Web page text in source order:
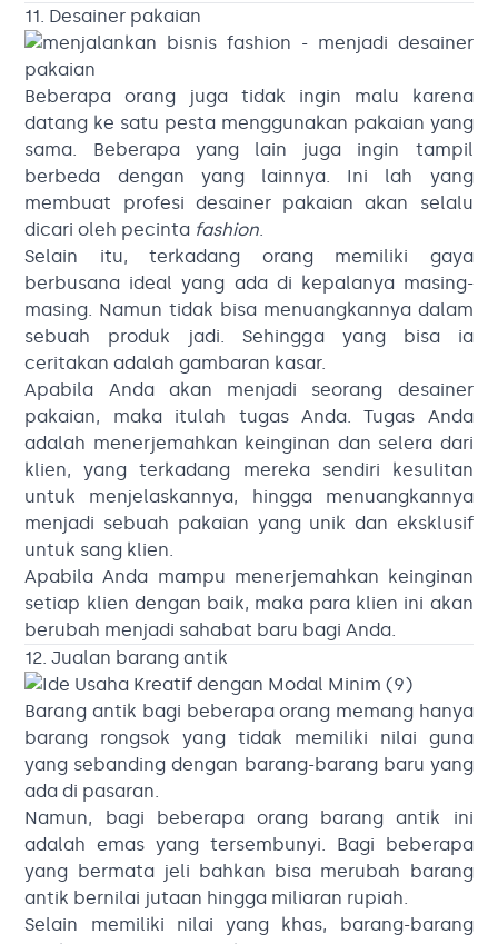
11. Desainer pakaian
Beberapa orang juga tidak ingin malu karena
datang ke satu pesta menggunakan pakaian yang
sama. Beberapa yang lain juga ingin tampil
berbeda dengan yang lainnya. Ini lah yang
membuat profesi desainer pakaian akan selalu
dicari oleh pecinta fashion.
Selain itu, terkadang orang memiliki gaya
berbusana ideal yang ada di kepalanya masing-
masing. Namun tidak bisa menuangkannya dalam
sebuah produk jadi. Sehingga yang bisa ia
ceritakan adalah gambaran kasar.
Apabila Anda akan menjadi seorang desainer
pakaian, maka itulah tugas Anda. Tugas Anda
adalah menerjemahkan keinginan dan selera dari
klien, yang terkadang mereka sendiri kesulitan
untuk menjelaskannya, hingga menuangkannya
menjadi sebuah pakaian yang unik dan eksklusif
untuk sang klien.
Apabila Anda mampu menerjemahkan keinginan
setiap klien dengan baik, maka para klien ini akan
berubah menjadi sahabat baru bagi Anda.
12. Jualan barang antik
Barang antik bagi beberapa orang memang hanya
barang rongsok yang tidak memiliki nilai guna
yang sebanding dengan barang-barang baru yang
ada di pasaran.
Namun, bagi beberapa orang barang antik ini
adalah emas yang tersembunyi. Bagi beberapa
yang bermata jeli bahkan bisa merubah barang
antik bernilai jutaan hingga miliaran rupiah.
Selain memiliki nilai yang khas, barang-barang